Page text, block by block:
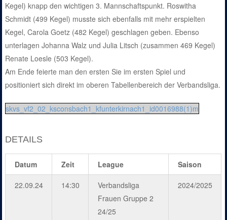
Kegel) knapp den wichtigen 3. Mannschaftspunkt. Roswitha
Schmidt (499 Kegel) musste sich ebenfalls mit mehr erspielten
Kegel, Carola Goetz (482 Kegel) geschlagen geben. Ebenso
unterlagen Johanna Walz und Julia Litsch (zusammen 469 Kegel)
Renate Loesle (503 Kegel).
Am Ende feierte man den ersten Sie im ersten Spiel und
positioniert sich direkt im oberen Tabellenbereich der Verbandsliga.
skvs_vf2_02_ksconsbach1_kfunterkirnach1_id0016988(1)m
DETAILS
Datum Zeit League Saison
22.09.24 14:30
Verbandsliga
Frauen Gruppe 2
24/25
2024/2025